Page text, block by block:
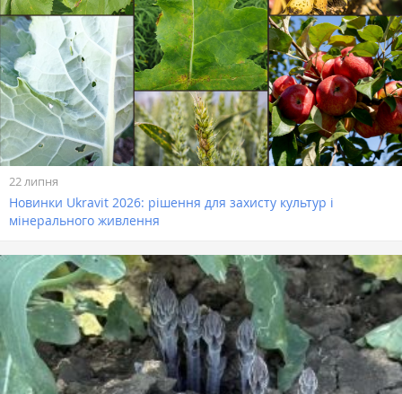
22 липня
Новинки Ukravit 2026: рішення для захисту культур і
мінерального живлення